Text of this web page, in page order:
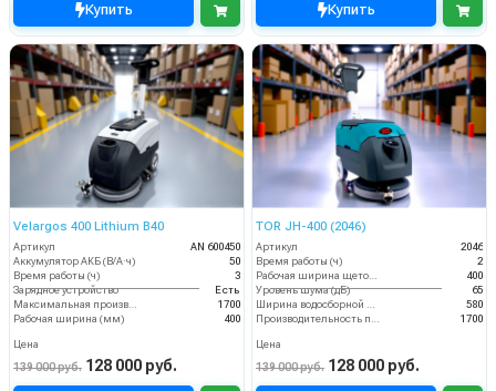
Купить Купить
Velargos 400 Lithium B40
Артикул
AN 600450
Аккумулятор АКБ (В/А·ч)
50
Время работы (ч)
3
Зарядное устройство
Есть
1700
Рабочая ширина (мм)
400
Цена
139 000 руб. 128 000 руб.
TOR JH-400 (2046)
Артикул
2046
Время работы (ч)
2
400
Уровень шума (дБ)
65
580
1700
Цена
139 000 руб. 128 000 руб.